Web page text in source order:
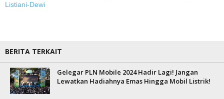
Listiani-Dewi
BERITA TERKAIT
Gelegar PLN Mobile 2024 Hadir Lagi! Jangan
Lewatkan Hadiahnya Emas Hingga Mobil Listrik!